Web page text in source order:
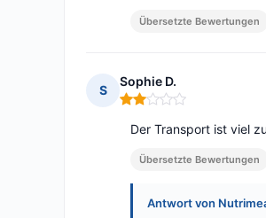
Übersetzte Bewertungen
S
Sophie D.
Hinweis: 2 von 5
Der Transport ist viel
Übersetzte Bewertungen
Antwort von